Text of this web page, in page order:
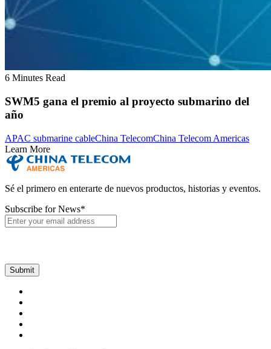
6 Minutes Read
SWM5 gana el premio al proyecto submarino del
año
APAC submarine cableChina TelecomChina Telecom Americas
Learn More
Sé el primero en enterarte de nuevos productos, historias y eventos.
Subscribe for News*